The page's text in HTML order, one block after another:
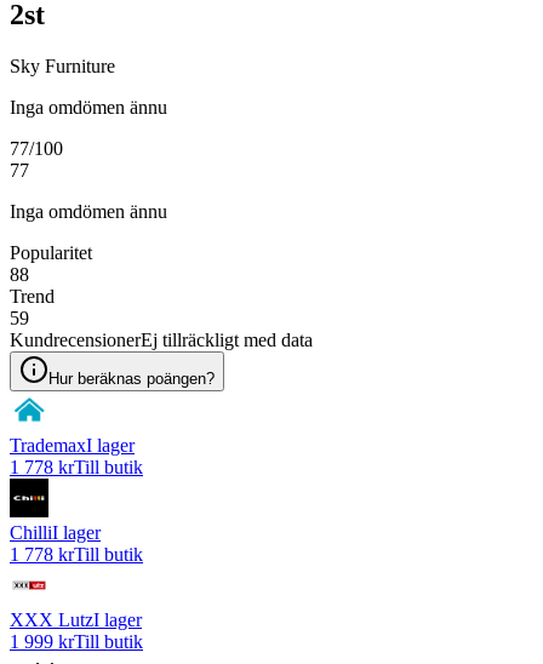
2st
Sky Furniture
Inga omdömen ännu
77/100
77
Inga omdömen ännu
Popularitet
88
Trend
59
KundrecensionerEj tillräckligt med data
Hur beräknas poängen?
TrademaxI lager
1 778 krTill butik
ChilliI lager
1 778 krTill butik
XXX LutzI lager
1 999 krTill butik